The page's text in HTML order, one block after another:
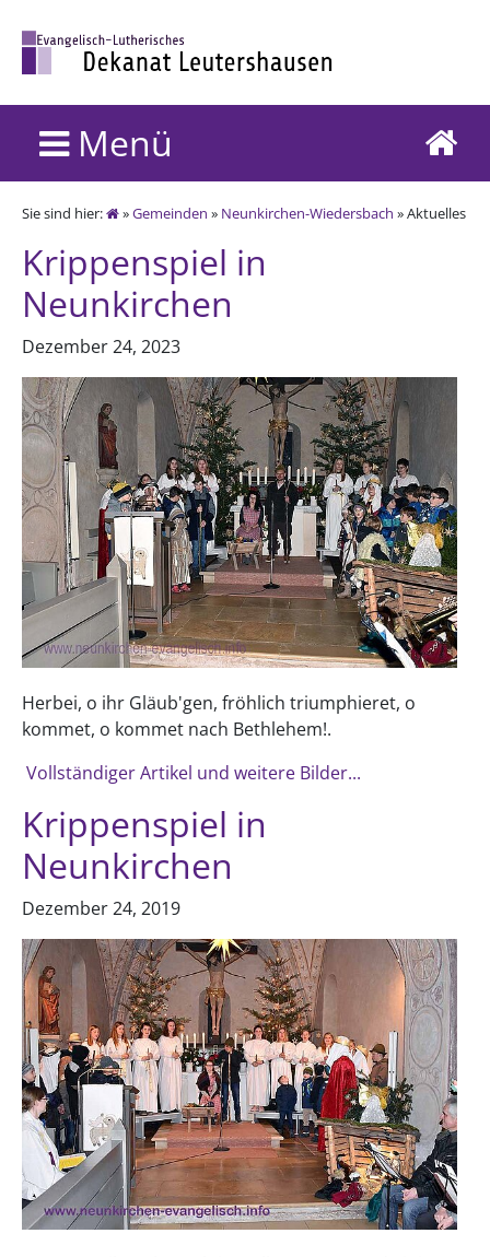
Menü
Sie sind hier: »Gemeinden » Neunkirchen-Wiedersbach » Aktuelles
Krippenspiel in
Neunkirchen
Dezember 24, 2023
Herbei, o ihr Gläub'gen, fröhlich triumphieret, o
kommet, o kommet nach Bethlehem!.
Vollständiger Artikel und weitere Bilder...
Krippenspiel in
Neunkirchen
Dezember 24, 2019